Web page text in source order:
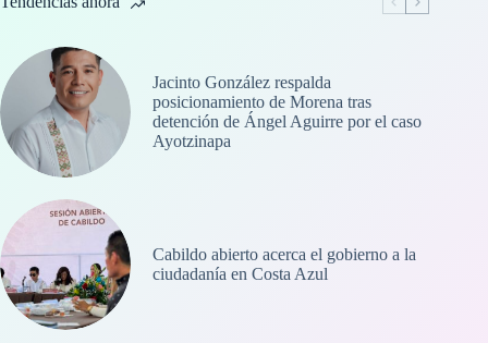
Jacinto González respalda
posicionamiento de Morena tras
detención de Ángel Aguirre por el caso
Ayotzinapa
Cabildo abierto acerca el gobierno a la
ciudadanía en Costa Azul